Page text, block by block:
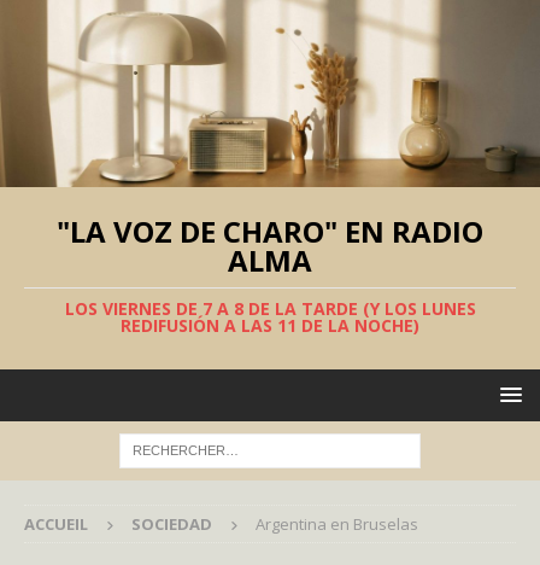
"LA VOZ DE CHARO" EN RADIO
ALMA
LOS VIERNES DE 7 A 8 DE LA TARDE (Y LOS LUNES
REDIFUSIÓN A LAS 11 DE LA NOCHE)
ACCUEIL SOCIEDAD Argentina en Bruselas